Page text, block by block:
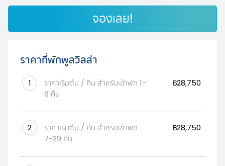
จองเลย!
ราคาที่พักพูลวิลล่า
1
ราคาเริ่มต้น / คืน สำหรับเข้าพัก 1-
6 คืน
฿28,750
2
ราคาเริ่มต้น / คืน สำหรับเข้าพัก
7-29 คืน
฿28,750